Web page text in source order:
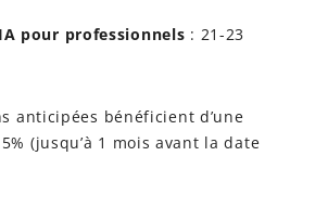
pour professionnels : 21-23
anticipées bénéficient d’une
(jusqu’à 1 mois avant la date